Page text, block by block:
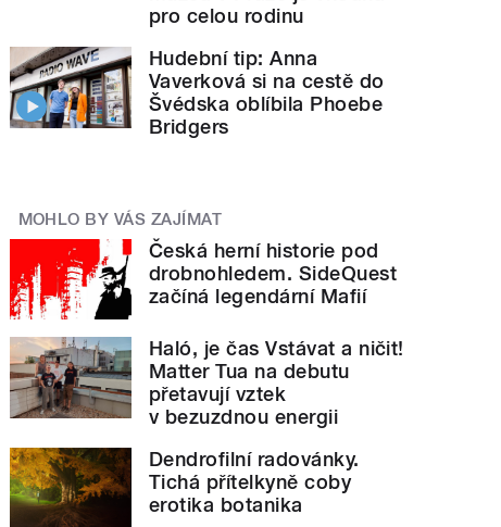
pro celou rodinu
Hudební tip: Anna
Vaverková si na cestě do
Švédska oblíbila Phoebe
Bridgers
MOHLO BY VÁS ZAJÍMAT
Česká herní historie pod
drobnohledem. SideQuest
začíná legendární Mafií
Haló, je čas Vstávat a ničit!
Matter Tua na debutu
přetavují vztek
v bezuzdnou energii
Dendrofilní radovánky.
Tichá přítelkyně coby
erotika botanika